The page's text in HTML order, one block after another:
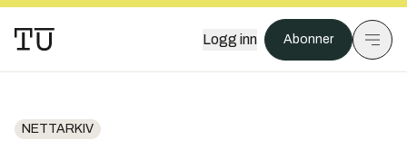
Logg inn Abonner
NETTARKIV